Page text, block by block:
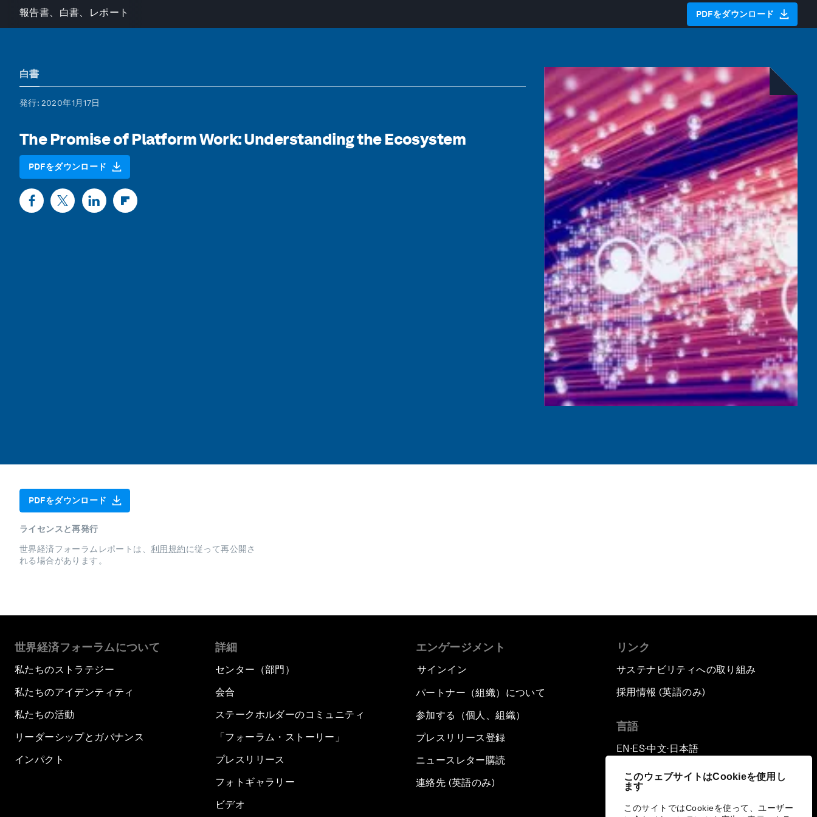
このウェブサイトはCookieを使用し
ます
このサイトではCookieを使って、ユーザー
報告書、白書、レポート PDFをダウンロード
白書
発行: 2020年1月17日
The Promise of Platform Work: Understanding the Ecosystem
PDFをダウンロード
PDFをダウンロード
ライセンスと再発行
世界経済フォーラムレポートは、 利用規約に従って再公開さ
れる場合があります。
世界経済フォーラムについて
私たちのストラテジー
私たちのアイデンティティ
私たちの活動
リーダーシップとガバナンス
インパクト
詳細
センター（部門）
会合
ステークホルダーのコミュニティ
「フォーラム・ストーリー」
プレスリリース
フォトギャラリー
ビデオ
エンゲージメント
サインイン
パートナー（組織）について
参加する（個人、組織）
プレスリリース登録
ニュースレター購読
連絡先 (英語のみ)
リンク
サステナビリティへの取り組み
採用情報 (英語のみ)
言語
EN ▪ES▪中文▪ 日本語